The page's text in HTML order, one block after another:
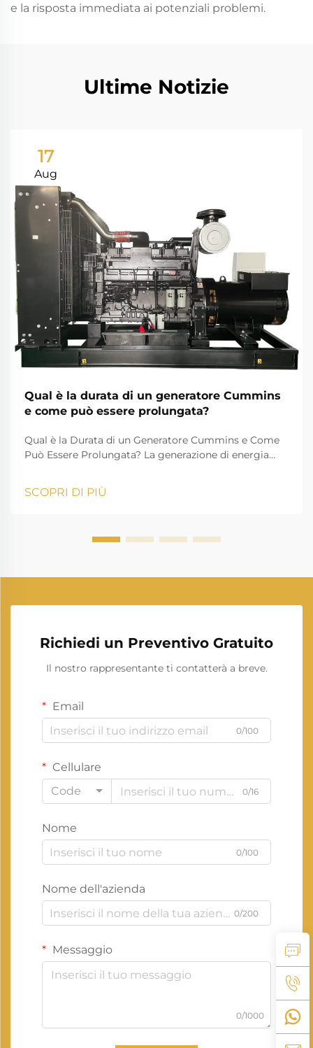
e la risposta immediata ai potenziali problemi.
Ultime Notizie
17
Aug
Qual è la durata di un generatore Cummins
e come può essere prolungata?
Qual è la Durata di un Generatore Cummins e Come
Può Essere Prolungata? La generazione di energia
garantendo che case, aziende, istituzioni sanitarie e
industrie possano proseguire le loro attività senza
SCOPRI DI PIÙ
Richiedi un Preventivo Gratuito
Il nostro rappresentante ti contatterà a breve.
Email
0/100
Cellulare
Code
0/16
Nome
0/100
Nome dell'azienda
0/200
Messaggio
0/1000